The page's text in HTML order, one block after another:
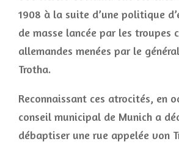
1908 à la suite d’une politique
de masse lancée par les troupes
allemandes menées par le
Trotha.
Reconnaissant ces atrocités, en
conseil municipal de Munich a
débaptiser une rue appelée von